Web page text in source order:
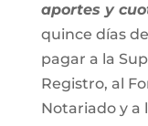
aportes y
quince días
pagar a la
Registro, al
Notariado y a